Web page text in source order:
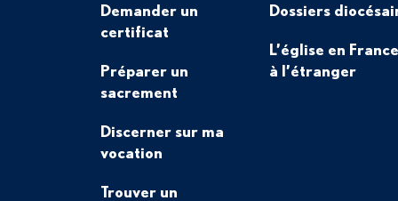
Demander un
certificat
Préparer un
sacrement
Discerner sur ma
vocation
Trouver un
Dossiers
L’église en
à l’étranger